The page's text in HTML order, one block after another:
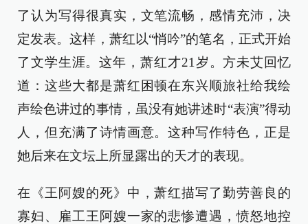
了认为写得很真实，文笔流畅，感情充沛，决
定发表。这样，萧红以“悄吟”的笔名，正式开始
了文学生涯。这年，萧红才21岁。方未艾回忆
道：这些大都是萧红困顿在东兴顺旅社给我绘
声绘色讲过的事情，虽没有她讲述时“表演”得动
人，但充满了诗情画意。这种写作特色，正是
她后来在文坛上所显露出的天才的表现。
在《王阿嫂的死》中，萧红描写了勤劳善良的
寡妇、雇工王阿嫂一家的悲惨遭遇，愤怒地控